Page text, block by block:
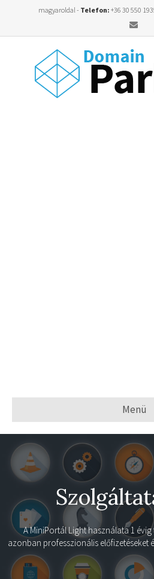
magyaroldal - Telefon: +36 30 550
Email
Menü
AMiniPortál Lighthasználata 1 évig
azonban professzionális előfizetéseket